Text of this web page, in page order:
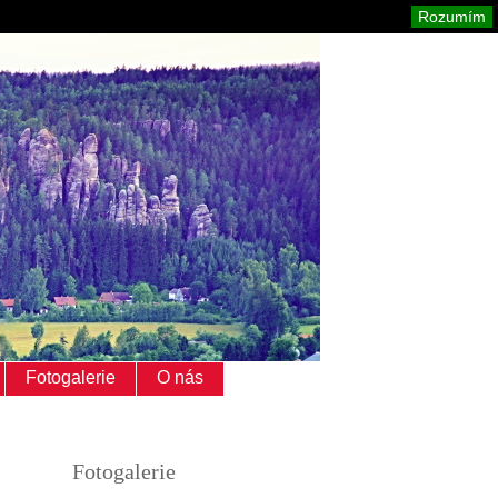
Fotogalerie O nás
Fotogalerie
Rozumím